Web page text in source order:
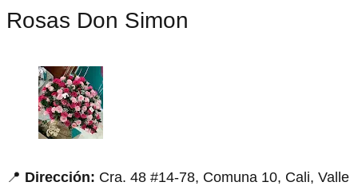
Rosas Don Simon
📍 Dirección: Cra. 48 #14-78, Comuna 10, Cali, Valle